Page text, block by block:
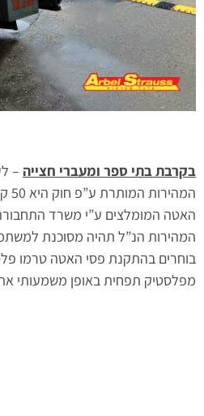
בקרבת בתי ספר ומעברי חצייה –
המהירות הנ”ל תהיה מסוכנת
מפלסטיק תפחית באופן משמעותי